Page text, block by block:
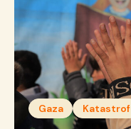
Gaza Katastrof